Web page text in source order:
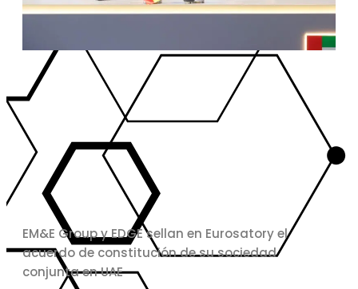
EM&E Group y EDGE sellan en Eurosatory el
acuerdo de constitución de su sociedad
conjunta en UAE